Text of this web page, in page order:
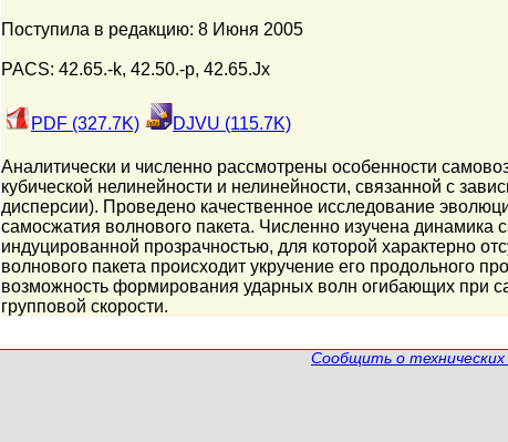
Поступила в редакцию: 8 Июня 2005
PACS: 42.65.-k, 42.50.-p, 42.65.Jx
PDF (327.7K) DJVU (115.7K)
Аналитически и численно рассмотрены особенности
кубической нелинейности и нелинейности, связанной с
дисперсии). Проведено качественное исследование
самосжатия волнового пакета. Численно изучена динамика
индуцированной прозрачностью, для которой характерно
волнового пакета происходит укручение его продольного
возможность формирования ударных волн огибающих при
групповой скорости.
Сообщить о технических